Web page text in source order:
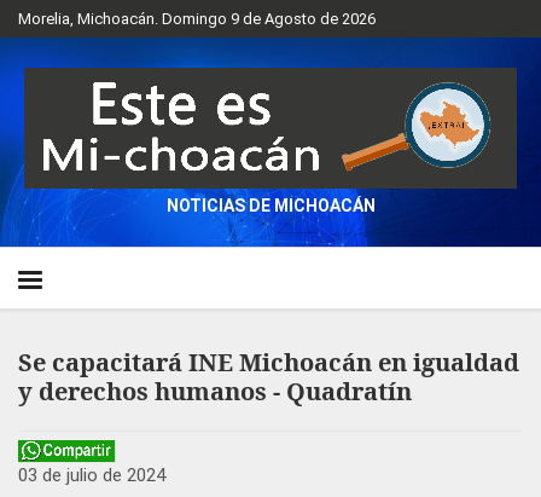
Morelia, Michoacán. Domingo 9 de Agosto de 2026
NOTICIAS DE MICHOACÁN
Se capacitará INE Michoacán en igualdad
y derechos humanos - Quadratín
03 de julio de 2024